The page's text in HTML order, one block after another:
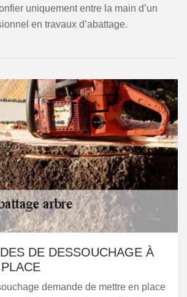
uniquement entre la main d’un
en travaux d’abattage.
DE DESSOUCHAGE À
demande de mettre en place